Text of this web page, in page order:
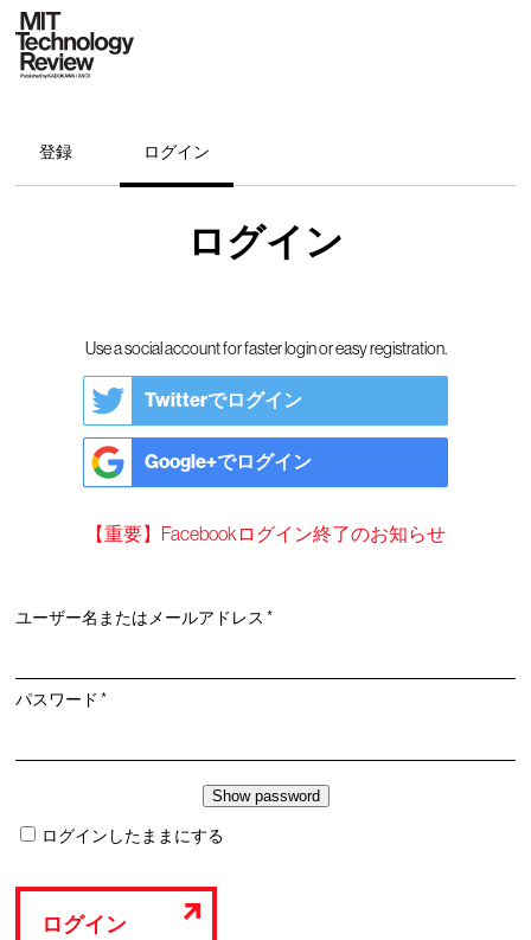
登録 ログイン
ログイン
Use a social account for faster login or easy registration.
Twitterでログイン
Google+でログイン
【重要】Facebookログイン終了のお知らせ
ユーザー名またはメールアドレス*必
パスワード*必
ログインしたままにする
ログイン